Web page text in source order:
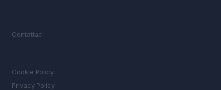
Contattaci
Cookie Policy
Privacy Policy